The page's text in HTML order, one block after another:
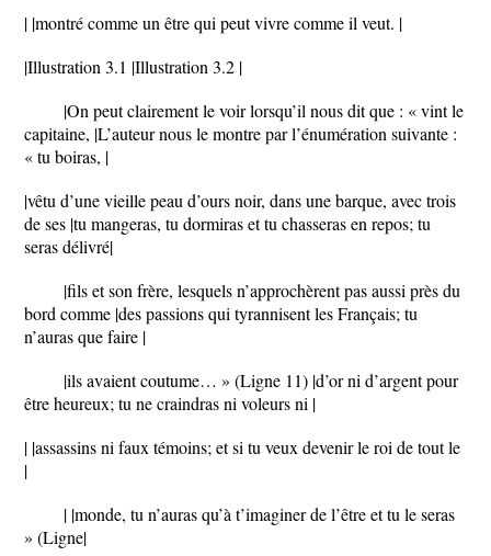
| |montré comme un être qui peut vivre comme il veut. |
|Illustration 3.1 |Illustration 3.2 |
|On peut clairement le voir lorsqu’il nous dit que : « vint le
capitaine, |L’auteur nous le montre par l’énumération suivante :
« tu boiras, |
|vêtu d’une vieille peau d’ours noir, dans une barque, avec trois
de ses |tu mangeras, tu dormiras et tu chasseras en repos; tu
seras délivré|
|fils et son frère, lesquels n’approchèrent pas aussi près du
bord comme |des passions qui tyrannisent les Français; tu
n’auras que faire |
|ils avaient coutume… » (Ligne 11) |d’or ni d’argent pour
être heureux; tu ne craindras ni voleurs ni |
| |assassins ni faux témoins; et si tu veux devenir le roi de tout le
|
| |monde, tu n’auras qu’à t’imaginer de l’être et tu le seras
» (Ligne|